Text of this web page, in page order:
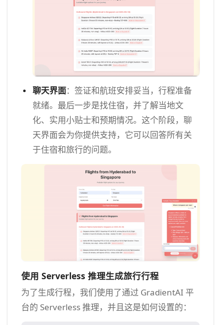
聊天界面：签证和航班安排妥当，行程准备
就绪。最后一步是找住宿，并了解当地文
化、实用小贴士和预期情况。这个阶段，聊
天界面会为你提供支持，它可以回答所有关
于住宿和旅行的问题。
使用 Serverless 推理生成旅行行程
为了生成行程，我们使用了通过 GradientAI 平
台的 Serverless 推理，并且这是如何设置的：